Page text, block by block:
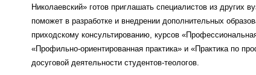
Николаевский» готов приглашать специалистов из других
поможет в разработке и внедрении дополнительных
приходскому консультированию, курсов
«Профильно-ориентированная практика» и «Практика по
досуговой деятельности студентов-теологов.